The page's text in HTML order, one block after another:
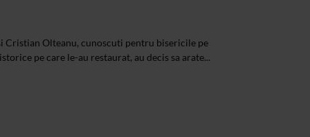
Cristian Olteanu, cunoscuti pentru bisericile pe
pe care le-au restaurat, au decis sa arate...